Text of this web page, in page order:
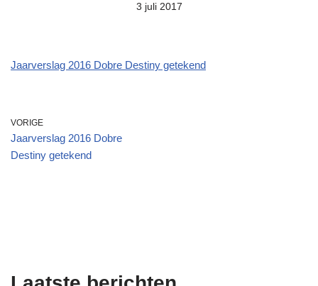
3 juli 2017
Jaarverslag 2016 Dobre Destiny getekend
VORIGE
Jaarverslag 2016 Dobre
Destiny getekend